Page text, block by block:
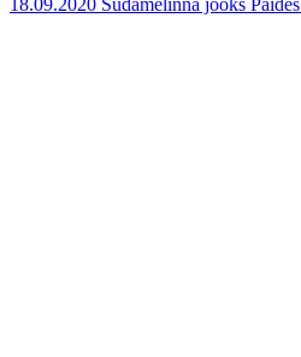
18.09.2020 Südamelinna jooks Paides